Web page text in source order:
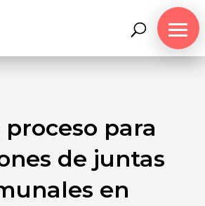
proceso para
de juntas
en